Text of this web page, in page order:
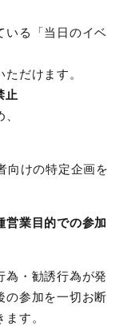
いる「当日のイベ
だけます。
止
向けの特定企画を
営業目的での参加
為・勧誘行為が発
の参加を一切お断
す。